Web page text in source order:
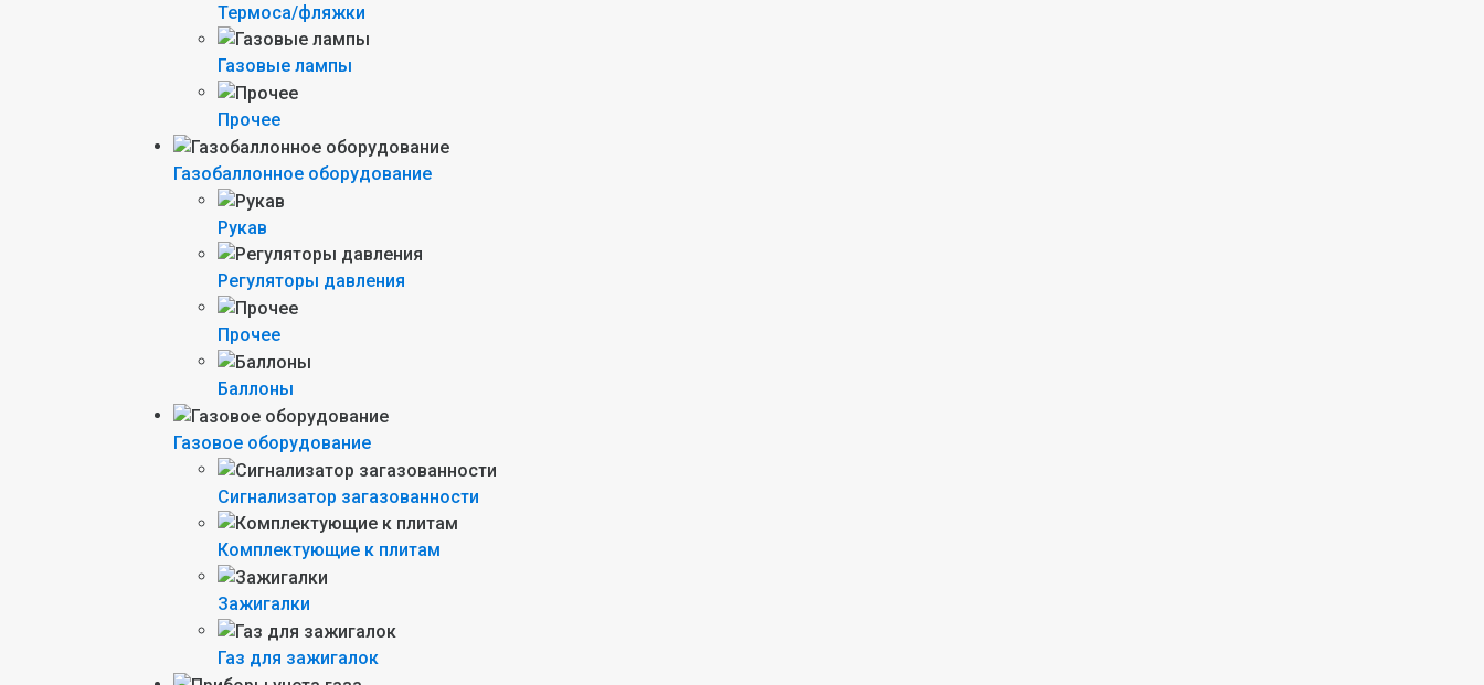
Термоса/фляжки
Газовые лампы
Прочее
Газобаллонное оборудование
Рукав
Регуляторы давления
Прочее
Баллоны
Газовое оборудование
Сигнализатор загазованности
Комплектующие к плитам
Зажигалки
Газ для зажигалок